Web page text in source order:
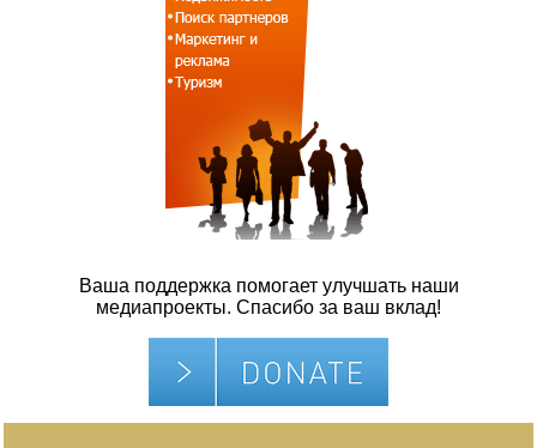
Ваша поддержка помогает улучшать наши
медиапроекты. Спасибо за ваш вклад!